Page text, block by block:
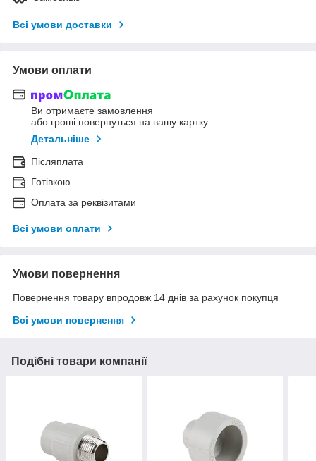
Всі умови доставки
Умови оплати
Ви отримаєте замовлення
або гроші повернуться на вашу картку
Детальніше
Післяплата
Готівкою
Оплата за реквізитами
Всі умови оплати
Умови повернення
Повернення товару впродовж 14 днів за рахунок покупця
Всі умови повернення
Подібні товари компанії